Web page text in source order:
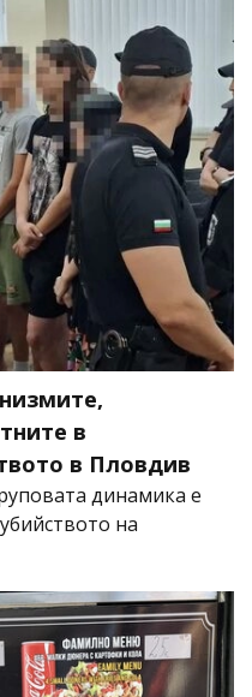
в
в Пловдив
динамика е
на